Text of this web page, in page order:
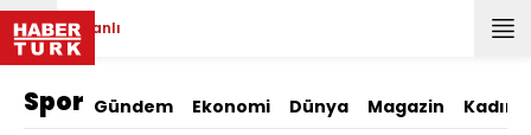
Canlı
Spor Gündem Ekonomi Dünya Magazin Kadın